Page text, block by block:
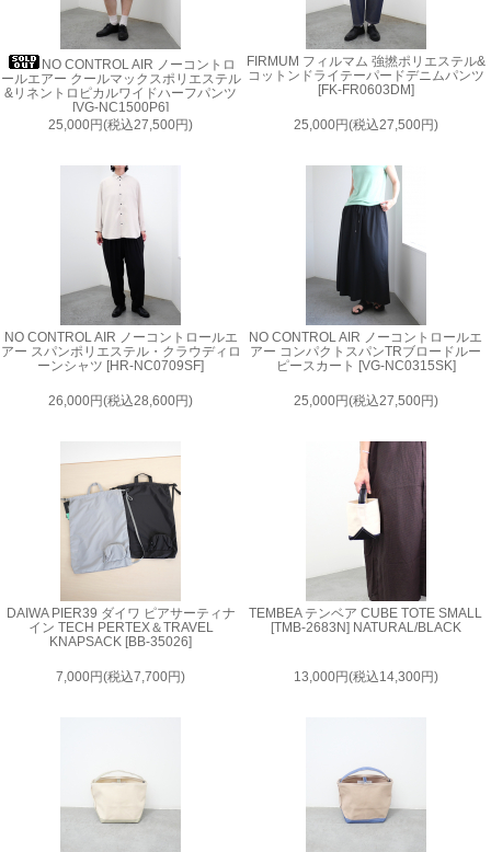
NO CONTROL AIR ノーコントロ
ールエアー クールマックスポリエステル
&リネントロピカルワイドハーフパンツ
[VG-NC1500P6]
25,000円(税込27,500円)
FIRMUM フィルマム 強撚ポリエステル&
コットンドライテーパードデニムパンツ
[FK-FR0603DM]
25,000円(税込27,500円)
NO CONTROL AIR ノーコントロールエ
アー スパンポリエステル・クラウディロ
ーンシャツ [HR-NC0709SF]
26,000円(税込28,600円)
NO CONTROL AIR ノーコントロールエ
アー コンパクトスパンTRブロードルー
ピースカート [VG-NC0315SK]
25,000円(税込27,500円)
DAIWA PIER39 ダイワ ピアサーティナ
イン TECH PERTEX＆TRAVEL
KNAPSACK [BB-35026]
7,000円(税込7,700円)
TEMBEA テンベア CUBE TOTE SMALL
[TMB-2683N] NATURAL/BLACK
13,000円(税込14,300円)